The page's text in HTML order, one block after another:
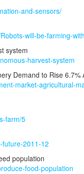
and-sensors/
will-be-farming-
system
harvest-system
Demand to Rise 6.7%
market-agricultural-
farm/5
future-2011-12
population
food-population